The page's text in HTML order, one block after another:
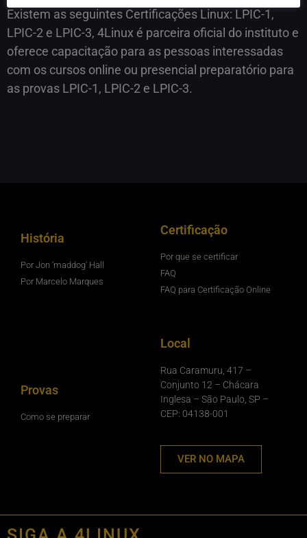
Existem as seguintes Certificações Linux: LPIC-1,
LPIC-2 e LPIC-3, 4Linux é parceira oficial do instituto e
oferece capacitação para as pessoas interessadas
com os cursos online ou presencial preparatório para
as provas LPIC-1, LPIC-2 e LPIC-3.
História
Por Jon 'maddog' Hall
Por Marcelo Marques
Certificação
Por que se certificar
FAQ
FAQ para Certificação Online
Provas
Como se preparar
Local
Rua Caramuru, 417 –
Conjunto 12 – Chácara
Inglesa – São Paulo, SP –
CEP: 04138-001
VER NO MAPA